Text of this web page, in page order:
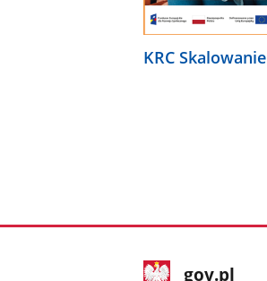
KRC Skalowanie
stopkaStrona
gov.pl